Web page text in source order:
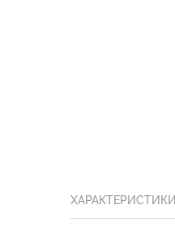
ХАРАКТЕРИСТИКИ